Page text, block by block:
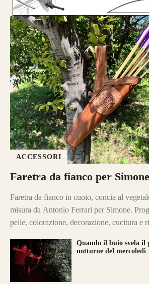
ACCESSORI
Faretra da fianco per Simone
Faretra da fianco in cuoio, concia al
misura da Antonio Ferrari per Simone.
pelle, colorazione, decorazione, cucitura e
Quando il buio svela il
notturne del mercoledì